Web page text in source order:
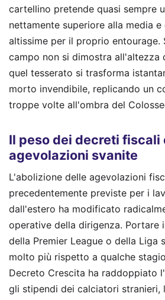
cartellino pretende quasi sempre
nettamente superiore alla media e
altissime per il proprio entourage.
campo non si dimostra all'altezza
quel tesserato si trasforma
morto invendibile, replicando un
troppe volte all'ombra del
Il peso dei decreti fiscali
agevolazioni svanite
L'abolizione delle agevolazioni
precedentemente previste per i
dall'estero ha modificato
operative della dirigenza. Portare
della Premier League o della Liga
molto più rispetto a qualche
Decreto Crescita ha raddoppiato
gli stipendi dei calciatori stranieri,